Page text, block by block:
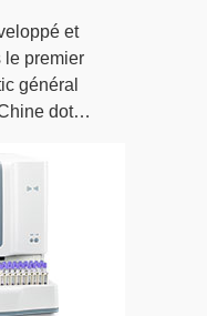
et
le premier
général
doté